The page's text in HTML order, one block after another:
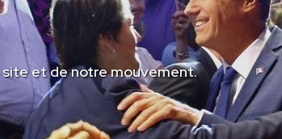
et de notre mouvement.